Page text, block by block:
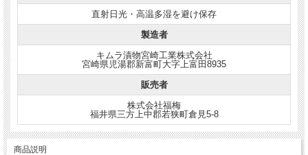
直射日光・高温多湿を避け保存
製造者
キムラ漬物宮崎工業株式会社
宮崎県児湯郡新富町大字上富田8935
販売者
株式会社福梅
福井県三方上中郡若狭町倉見5-8
商品説明